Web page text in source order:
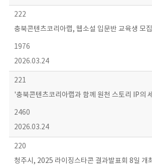
222
충북콘텐츠코리아랩, 웹소설 입문반 교육생 모집
1976
2026.03.24
221
'충북콘텐츠코리아랩과 함께 원천 스토리 IP의
2460
2026.03.24
220
청주시, 2025 라이징스타콘 결과발표회 8일 개최